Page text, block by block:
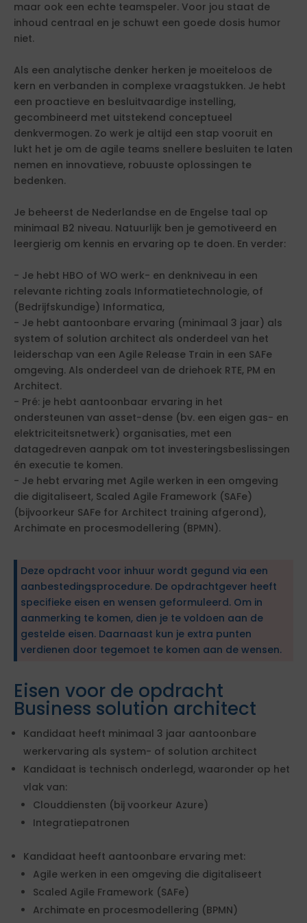
maar ook een echte teamspeler. Voor jou staat de
inhoud centraal en je schuwt een goede dosis humor
niet.
Als een analytische denker herken je moeiteloos de
kern en verbanden in complexe vraagstukken. Je hebt
een proactieve en besluitvaardige instelling,
gecombineerd met uitstekend conceptueel
denkvermogen. Zo werk je altijd een stap vooruit en
lukt het je om de agile teams snellere besluiten te laten
nemen en innovatieve, robuuste oplossingen te
bedenken.
Je beheerst de Nederlandse en de Engelse taal op
minimaal B2 niveau. Natuurlijk ben je gemotiveerd en
leergierig om kennis en ervaring op te doen. En verder:
- Je hebt HBO of WO werk- en denkniveau in een
relevante richting zoals Informatietechnologie, of
(Bedrijfskundige) Informatica,
- Je hebt aantoonbare ervaring (minimaal 3 jaar) als
system of solution architect als onderdeel van het
leiderschap van een Agile Release Train in een SAFe
omgeving. Als onderdeel van de driehoek RTE, PM en
Architect.
- Pré: je hebt aantoonbaar ervaring in het
ondersteunen van asset-dense (bv. een eigen gas- en
elektriciteitsnetwerk) organisaties, met een
datagedreven aanpak om tot investeringsbeslissingen
én executie te komen.
- Je hebt ervaring met Agile werken in een omgeving
die digitaliseert, Scaled Agile Framework (SAFe)
(bijvoorkeur SAFe for Architect training afgerond),
Archimate en procesmodellering (BPMN).
Deze opdracht voor inhuur wordt gegund via een
aanbestedingsprocedure. De opdrachtgever heeft
specifieke eisen en wensen geformuleerd. Om in
aanmerking te komen, dien je te voldoen aan de
gestelde eisen. Daarnaast kun je extra punten
verdienen door tegemoet te komen aan de wensen.
Eisen voor de opdracht
Business solution architect
Kandidaat heeft minimaal 3 jaar aantoonbare
werkervaring als system- of solution architect
Kandidaat is technisch onderlegd, waaronder op het
vlak van:
Clouddiensten (bij voorkeur Azure)
Integratiepatronen
Kandidaat heeft aantoonbare ervaring met:
Agile werken in een omgeving die digitaliseert
Scaled Agile Framework (SAFe)
Archimate en procesmodellering (BPMN)